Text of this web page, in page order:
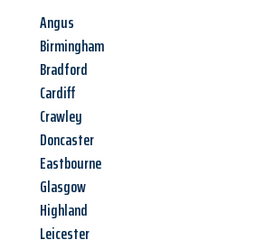
Angus
Birmingham
Bradford
Cardiff
Crawley
Doncaster
Eastbourne
Glasgow
Highland
Leicester